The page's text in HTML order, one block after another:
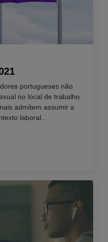
portugueses não
no local de trabalho.
admitem assumir a
laboral...